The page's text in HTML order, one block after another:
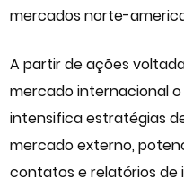
mercados norte-
A partir de ações
mercado internacional o
intensifica estratégias
mercado externo,
contatos e relatórios de